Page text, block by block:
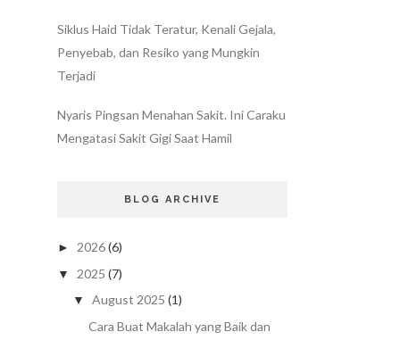
Siklus Haid Tidak Teratur, Kenali Gejala,
Penyebab, dan Resiko yang Mungkin
Terjadi
Nyaris Pingsan Menahan Sakit. Ini Caraku
Mengatasi Sakit Gigi Saat Hamil
BLOG ARCHIVE
► 2026(6)
▼ 2025 (7)
▼ August 2025 (1)
Cara Buat Makalah yang Baik dan